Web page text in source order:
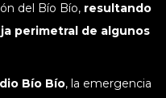
del Bío Bío, resultando
perimetral de algunos
Bío Bío, la emergencia